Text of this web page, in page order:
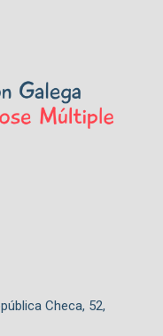
Checa, 52,